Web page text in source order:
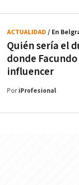
Quién sería el
donde
influencer
ACTUALIDAD / En
PoriProfesional